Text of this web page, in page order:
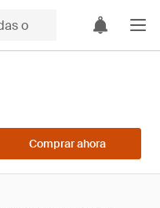
Comprar ahora